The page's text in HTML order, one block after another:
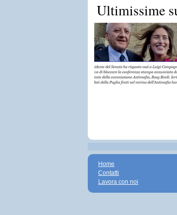
Ultimissime
Home
Contatti
Lavora con noi